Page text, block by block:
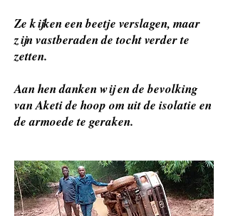
Ze kijken een beetje verslagen, maar
zijn vastberaden de tocht verder te
zetten.
Aan hen danken wij en de bevolking
van Aketi de hoop om uit de isolatie en
de armoede te geraken.